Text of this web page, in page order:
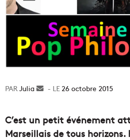
Julia
Envoyer26 octobre 2015
C’est un petit événement
Marseillais de tous horizons.